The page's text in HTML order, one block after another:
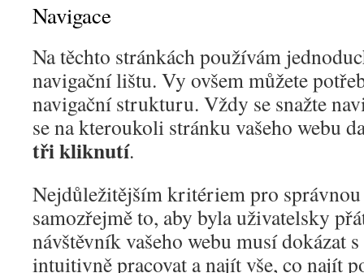
Navigace
Na těchto stránkách používám
navigační lištu. Vy ovšem můžete
navigační strukturu. Vždy se snažte
se na kteroukoli stránku vašeho webu
tři kliknutí.
Nejdůležitějším kritériem pro
samozřejmě to, aby byla uživatelsky
návštěvník vašeho webu musí dokázat
intuitivně pracovat a najít vše, co najít